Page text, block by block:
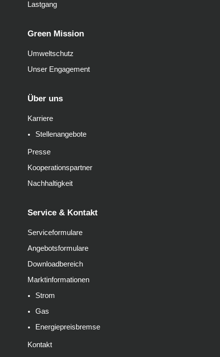
Lastgang
Green Mission
Umweltschutz
Unser Engagement
Über uns
Karriere
Stellenangebote
Presse
Kooperationspartner
Nachhaltigkeit
Service & Kontakt
Serviceformulare
Angebotsformulare
Downloadbereich
Marktinformationen
Strom
Gas
Energiepreisbremse
Kontakt